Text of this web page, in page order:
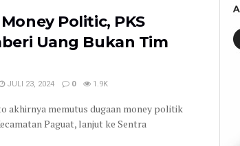
Politic, PKS
Uang Bukan Tim
JULI 23, 2024 0 1.9K
akhirnya memutus dugaan money politik
Paguat, lanjut ke Sentra